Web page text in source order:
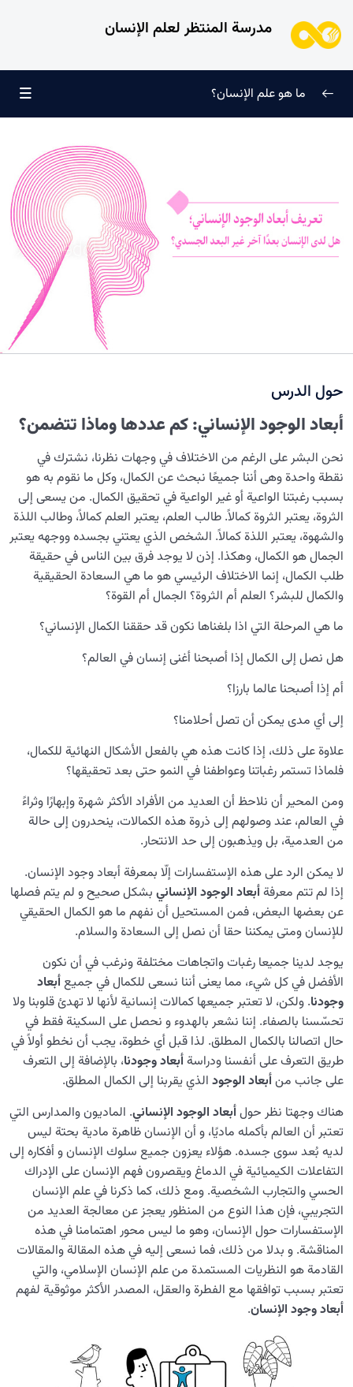
مدرسة المنتظر لعلم الإنسان
0/11
الطفل الغالي للروح 0/6
الإنسان ورغبته اللانهائية 0/12
0/24
ما هو الكمال أو الميزة الذاتية؟ وما معنى اكتساب الكمال؟
میزات الکائنات الذاتیة کیف تقسّمها إلى خمسة أقسام؟
ماهو قانون الزوجية؟ وماهي المعايير المهمة المتوفرة في
ما هي حقيقة الوجود الإنساني؟ ما هو الإنسان؟
تعریف أبعاد الوجود الإنساني؛ هل لدى الإنسان بعدًا آخر غیر
البعد الجسدي؟
تعريف البعد الجمادي للإنسان، مصدر اهتمامه بالرفاهية و
الأمور المادية
ما هو البعد النباتي للإنسان، مكانة الإنسان في البعد النباتي
الحيوانات؟
ما هو العقل؟ | العقل ليس دائما مبدأ تفوّق الإنسان
ما معنى “الأنا الحقيقية” في الوجود البشري؟ | التعريف لمفهوم
“أعلى من العقل” أو “ماوراء العقل”
ما هي حقيقة الإنسان؟ ماذا يكمن وراء سوء فهم الإنسان
لنفسه؟
ما هو تعريف الإنسان؟ هل من الضروري إعادة تعريف الإنسان
ومفهوم الإنسانية؟
هل الإنسان راغب في اللانهاية أم هو كائنٌ لا يشبع؟
دراسة دور ومكانة أنواع الكمال في مراتب وجود الإنسان
ما هو الكمال الإنساني و ما هو علاقته بسعادة الإنسان و
هدوءه؟
ما هو مفهوم الكمالية أو الطموح نحو الكمال؟ هل فهمناه
بشكل صحيح؟
ما هو الدين؟ هل الدين مجموعة من الأحكام؟ من هو
المخاطب بالدين؟
ما هي القوى الإدراكية عند الإنسان و ماذا تفعل؟| الحس،
الخيال، الوهم، العقل و القلب
تبيين دور الحس في الحياة من خلال دراسة وظائف الجانب
الحسي و أضراره
ما هي قوة الخيال وما هو دورها في حياة الإنسان؟
ما هو الوهم وما هي علاقته بالتوهم وما الدور الذي يلعبه في
حياتنا؟
تعریف قوة العقل ودراسة الفروق بین العاقل والذکيّ
ما هي الروح أو النفس، هل الروح هي التفاعلات في الدماغ؟
ما هو ماوراء العقل؟ وما هو الجزء الإنساني من وجودنا وما هو
منظومة المحبّة في كيان الإنسان
ما هو علم الإنسان؟
حول الدرس
أبعاد الوجود الإنساني: كم عددها وماذا تتضمن؟
نحن البشر على الرغم من الاختلاف في وجهات نظرنا، نشترك في
نقطة واحدة وهی أننا جميعًا نبحث عن الكمال، وكل ما نقوم به هو
بسبب رغبتنا الواعية أو غير الواعية في تحقيق الكمال. من يسعى إلى
الثروة، يعتبر الثروة كمالاً. طالب العلم، يعتبر العلم كمالاً، وطالب اللذة
والشهوة، يعتبر اللذة كمالاً. الشخص الذي يعتني بجسده ووجهه يعتبر
الجمال هو الكمال، وهكذا. إذن لا يوجد فرق بين الناس في حقيقة
طلب الكمال، إنما الاختلاف الرئيسي هو ما هي السعادة الحقيقية
والكمال للبشر؟ العلم أم الثروة؟ الجمال أم القوة؟
ما هي المرحلة التي اذا بلغناها نكون قد حققنا الكمال الإنساني؟
هل نصل إلى الكمال إذا أصبحنا أغنى إنسان في العالم؟
أم إذا أصبحنا عالما بارزا؟
إلى أي مدى يمكن أن تصل أحلامنا؟
علاوة على ذلك، إذا كانت هذه هي بالفعل الأشكال النهائية للكمال،
فلماذا تستمر رغباتنا وعواطفنا في النمو حتى بعد تحقيقها؟
ومن المحير أن نلاحظ أن العديد من الأفراد الأكثر شهرة وإبهارًا وثراءً
في العالم، عند وصولهم إلى ذروة هذه الكمالات، ينحدرون إلى حالة
من العدمية، بل ويذهبون إلى حد الانتحار.
لا يمكن الرد على هذه الإستفسارات إلّا بمعرفة أبعاد وجود الإنسان.
إذا لم تتم معرفةأبعاد الوجود الإنساني بشكل صحيح و لم يتم فصلها
عن بعضها البعض، فمن المستحيل أن نفهم ما هو الكمال الحقيقي
للإنسان ومتى يمكننا حقا أن نصل إلى السعادة والسلام.
يوجد لدينا جميعا رغبات واتجاهات مختلفة ونرغب في أن نكون
الأفضل في كل شيء، مما يعنى أننا نسعى للكمال في جميعأبعاد
وجودنا. ولكن، لا تعتبر جميعها كمالات إنسانية لأنها لا تهدئ قلوبنا ولا
تحسّسنا بالصفاء. إننا نشعر بالهدوء و نحصل على السكينة فقط في
حال اتصالنا بالكمال المطلق. لذا قبل أي خطوة، يجب أن نخطو أولاً في
طريق التعرف على أنفسنا ودراسةأبعاد وجودنا، بالإضافة إلى التعرف
على جانب منأبعاد الوجود الذي يقربنا إلى الكمال المطلق.
هناك وجهتا نظر حولأبعاد الوجود الإنساني. الماديون والمدارس التي
تعتبر أن العالم بأكمله ماديًا، و أن الإنسان ظاهرة مادية بحتة لیس
لديه بُعد سوى جسده. هؤلاء يعزون جميع سلوك الإنسان و أفكاره إلى
التفاعلات الكيميائية في الدماغ ويقصرون فهم الإنسان على الإدراك
الحسي والتجارب الشخصية. ومع ذلك، كما ذكرنا في علم الإنسان
التجريبي، فإن هذا النوع من المنظور يعجز عن معالجة العديد من
الإستفسارات حول الإنسان، وهو ما ليس محور اهتمامنا في هذه
المناقشة. و بدلا من ذلك، فما نسعى إليه في هذه المقالة والمقالات
القادمة هو النظريات المستمدة من علم الإنسان الإسلامي، والتي
تعتبر بسبب توافقها مع الفطرة والعقل، المصدر الأكثر موثوقية لفهم
أبعاد وجود الإنسان.